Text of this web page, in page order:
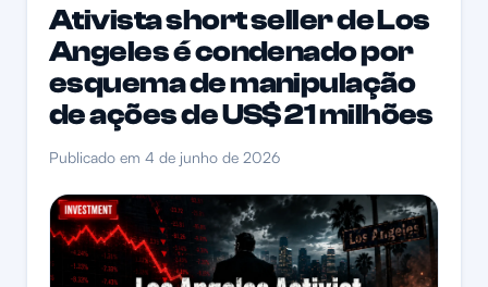
Ativista short seller de Los
Angeles é condenado por
esquema de manipulação
de ações de US$ 21 milhões
Publicado em 4 de junho de 2026